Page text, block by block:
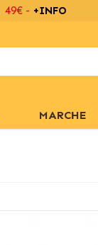
49€ - +INFO
MARCHE